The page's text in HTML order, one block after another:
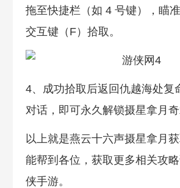
拖至快捷栏（如 4 号键），瞄
交互键（F）拾取。
4、成功拾取后返回仇越海处复
对话，即可永久解锁摄星拿月奇
以上就是燕云十六声摄星拿月
能帮到各位，获取更多相关攻
侠手游。